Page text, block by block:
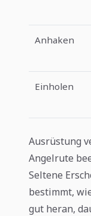
Anhaken
Einholen
Ausrüstung
Angelrute
Seltene
bestimmt,
gut heran,